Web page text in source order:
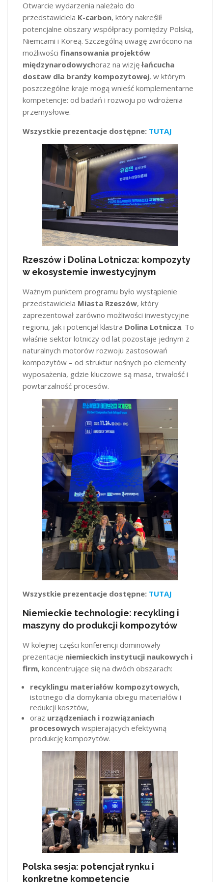
Otwarcie wydarzenia należało do
przedstawiciela K-carbon, który nakreślił
potencjalne obszary współpracy pomiędzy Polską,
Niemcami i Koreą. Szczególną uwagę zwrócono na
możliwości finansowania projektów
międzynarodowychoraz na wizję łańcucha
dostaw dla branży kompozytowej, w którym
poszczególne kraje mogą wnieść komplementarne
kompetencje: od badań i rozwoju po wdrożenia
przemysłowe.
Wszystkie prezentacje dostępne: TUTAJ
Rzeszów i Dolina Lotnicza: kompozyty
w ekosystemie inwestycyjnym
Ważnym punktem programu było wystąpienie
przedstawiciela Miasta Rzeszów, który
zaprezentował zarówno możliwości inwestycyjne
regionu, jak i potencjał klastra Dolina Lotnicza. To
właśnie sektor lotniczy od lat pozostaje jednym z
naturalnych motorów rozwoju zastosowań
kompozytów – od struktur nośnych po elementy
wyposażenia, gdzie kluczowe są masa, trwałość i
powtarzalność procesów.
Wszystkie prezentacje dostępne: TUTAJ
Niemieckie technologie: recykling i
maszyny do produkcji kompozytów
W kolejnej części konferencji dominowały
prezentacje niemieckich instytucji naukowych i
firm, koncentrujące się na dwóch obszarach:
recyklingu materiałów kompozytowych,
istotnego dla domykania obiegu materiałów i
redukcji kosztów,
oraz urządzeniach i rozwiązaniach
procesowych wspierających efektywną
produkcję kompozytów.
Polska sesja: potencjał rynku i
konkretne kompetencje